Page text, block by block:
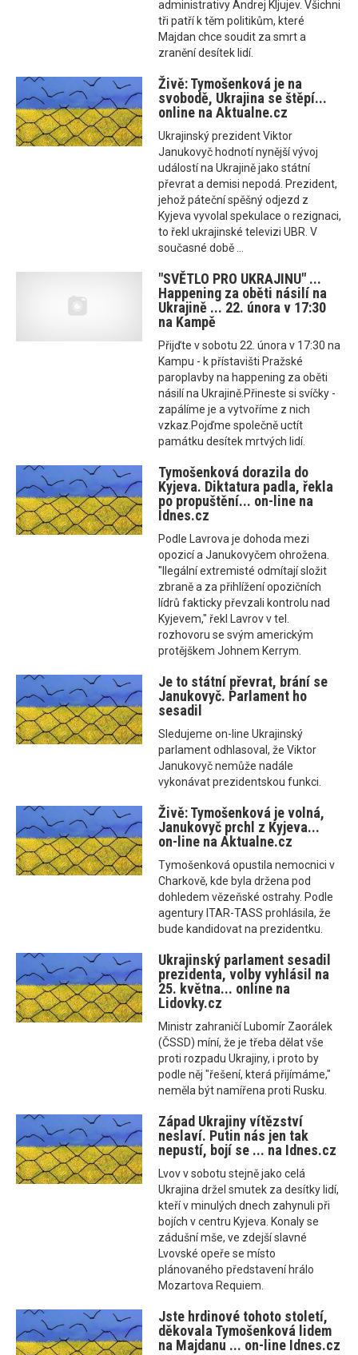
administrativy Andrej Kljujev. Všichni
tři patří k těm politikům, které
Majdan chce soudit za smrt a
zranění desítek lidí.
Živě: Tymošenková je na
svobodě, Ukrajina se štěpí...
online na Aktualne.cz
Ukrajinský prezident Viktor
Janukovyč hodnotí nynější vývoj
událostí na Ukrajině jako státní
převrat a demisi nepodá. Prezident,
jehož páteční spěšný odjezd z
Kyjeva vyvolal spekulace o rezignaci,
to řekl ukrajinské televizi UBR. V
současné době ...
"SVĚTLO PRO UKRAJINU" ...
Happening za oběti násilí na
Ukrajině ... 22. února v 17:30
na Kampě
Přijďte v sobotu 22. února v 17:30 na
Kampu - k přístavišti Pražské
paroplavby na happening za oběti
násilí na Ukrajině.Přineste si svíčky -
zapálíme je a vytvoříme z nich
vzkaz.Pojďme společně uctít
památku desítek mrtvých lidí.
Tymošenková dorazila do
Kyjeva. Diktatura padla, řekla
po propuštění... on-line na
Idnes.cz
Podle Lavrova je dohoda mezi
opozicí a Janukovyčem ohrožena.
"Ilegální extremisté odmítají složit
zbraně a za přihlížení opozičních
lídrů fakticky převzali kontrolu nad
Kyjevem," řekl Lavrov v tel.
rozhovoru se svým americkým
protějškem Johnem Kerrym.
Je to státní převrat, brání se
Janukovyč. Parlament ho
sesadil
Sledujeme on-line Ukrajinský
parlament odhlasoval, že Viktor
Janukovyč nemůže nadále
vykonávat prezidentskou funkci.
Živě: Tymošenková je volná,
Janukovyč prchl z Kyjeva...
on-line na Aktualne.cz
Tymošenková opustila nemocnici v
Charkově, kde byla držena pod
dohledem vězeňské ostrahy. Podle
agentury ITAR-TASS prohlásila, že
bude kandidovat na prezidentku.
Ukrajinský parlament sesadil
prezidenta, volby vyhlásil na
25. května... online na
Lidovky.cz
Ministr zahraničí Lubomír Zaorálek
(ČSSD) míní, že je třeba dělat vše
proti rozpadu Ukrajiny, i proto by
podle něj "řešení, která přijímáme,"
neměla být namířena proti Rusku.
Západ Ukrajiny vítězství
neslaví. Putin nás jen tak
nepustí, bojí se ... na Idnes.cz
Lvov v sobotu stejně jako celá
Ukrajina držel smutek za desítky lidí,
kteří v minulých dnech zahynuli při
bojích v centru Kyjeva. Konaly se
zádušní mše, ve zdejší slavné
Lvovské opeře se místo
plánovaného představení hrálo
Mozartova Requiem.
Jste hrdinové tohoto století,
děkovala Tymošenková lidem
na Majdanu ... on-line Idnes.cz